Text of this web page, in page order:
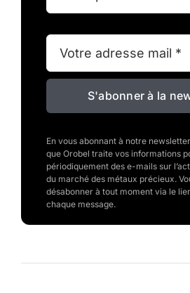
S'abonner à la
En vous abonnant à notre
que Orobel traite vos informations
périodiquement des e-mails sur
du marché des métaux précieux.
désabonner à tout moment via le
chaque message.